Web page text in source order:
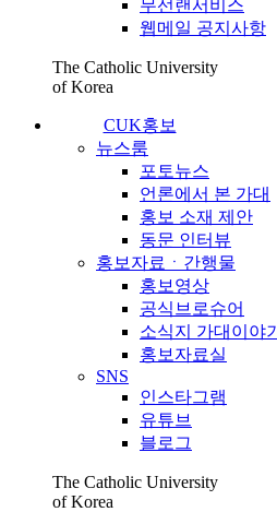
무선랜서비스
웹메일 공지사항
The Catholic University
of Korea
CUK홍보
뉴스룸
포토뉴스
언론에서 본 가대
홍보 소재 제안
동문 인터뷰
홍보자료ㆍ간행물
홍보영상
공식브로슈어
소식지 가대이야기
홍보자료실
SNS
인스타그램
유튜브
블로그
The Catholic University
of Korea